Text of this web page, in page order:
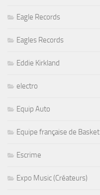
Eagle Records
Eagles Records
Eddie Kirkland
electro
Equip Auto
Equipe française de Basket
Escrime
Expo Music (Créateurs)